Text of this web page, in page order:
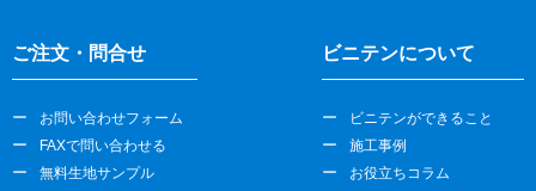
ご注文・問合せ
お問い合わせフォーム
FAXで問い合わせる
無料生地サンプル
ビニテンについて
ビニテンができること
施工事例
お役立ちコラム